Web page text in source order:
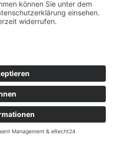
somit die
eines jeden
Angst führt zu
Zustand von
weder lernen
Jedes Organ
Das gilt
Reiter, die wir